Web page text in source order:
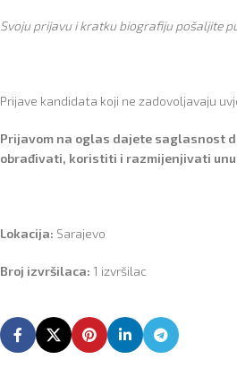
Svoju prijavu i kratku biografiju pošaljite
Prijave kandidata koji ne zadovoljavaju
Prijavom na oglas dajete saglasnost
obrađivati, koristiti i razmijenjivati
Lokacija: Sarajevo
Broj izvršilaca: 1 izvršilac